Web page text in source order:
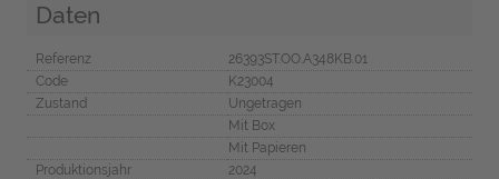
Daten
Referenz
26393ST.OO.A348KB.01
Code
K23004
Zustand
Ungetragen
Mit Box
Mit Papieren
Produktionsjahr
2024